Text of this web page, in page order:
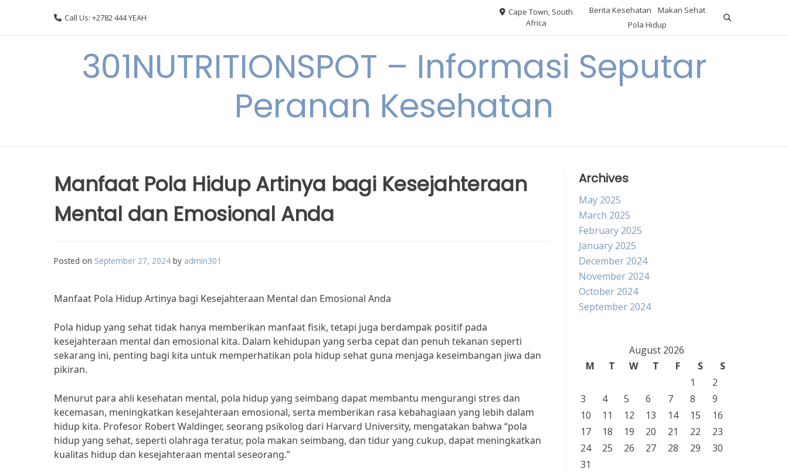
Call Us: +2782 444 YEAH
Cape Town, South
Africa
Berita Kesehatan
Makan Sehat
Pola Hidup
301NUTRITIONSPOT – Informasi Seputar
Peranan Kesehatan
Manfaat Pola Hidup Artinya bagi Kesejahteraan
Mental dan Emosional Anda
Posted on September 27, 2024 by admin301
Manfaat Pola Hidup Artinya bagi Kesejahteraan Mental dan Emosional Anda
Pola hidup yang sehat tidak hanya memberikan manfaat fisik, tetapi juga berdampak positif pada
kesejahteraan mental dan emosional kita. Dalam kehidupan yang serba cepat dan penuh tekanan seperti
sekarang ini, penting bagi kita untuk memperhatikan pola hidup sehat guna menjaga keseimbangan jiwa dan
pikiran.
Menurut para ahli kesehatan mental, pola hidup yang seimbang dapat membantu mengurangi stres dan
kecemasan, meningkatkan kesejahteraan emosional, serta memberikan rasa kebahagiaan yang lebih dalam
hidup kita. Profesor Robert Waldinger, seorang psikolog dari Harvard University, mengatakan bahwa “pola
hidup yang sehat, seperti olahraga teratur, pola makan seimbang, dan tidur yang cukup, dapat meningkatkan
kualitas hidup dan kesejahteraan mental seseorang.”
Archives
May 2025
March 2025
February 2025
January 2025
December 2024
November 2024
October 2024
September 2024
August 2026
M
T W T F S
S
1
2
3
4 5 6 7 8
9
10
11 12 13 14 15
16
17
18 19 20 21 22
23
24
25 26 27 28 29
30
31